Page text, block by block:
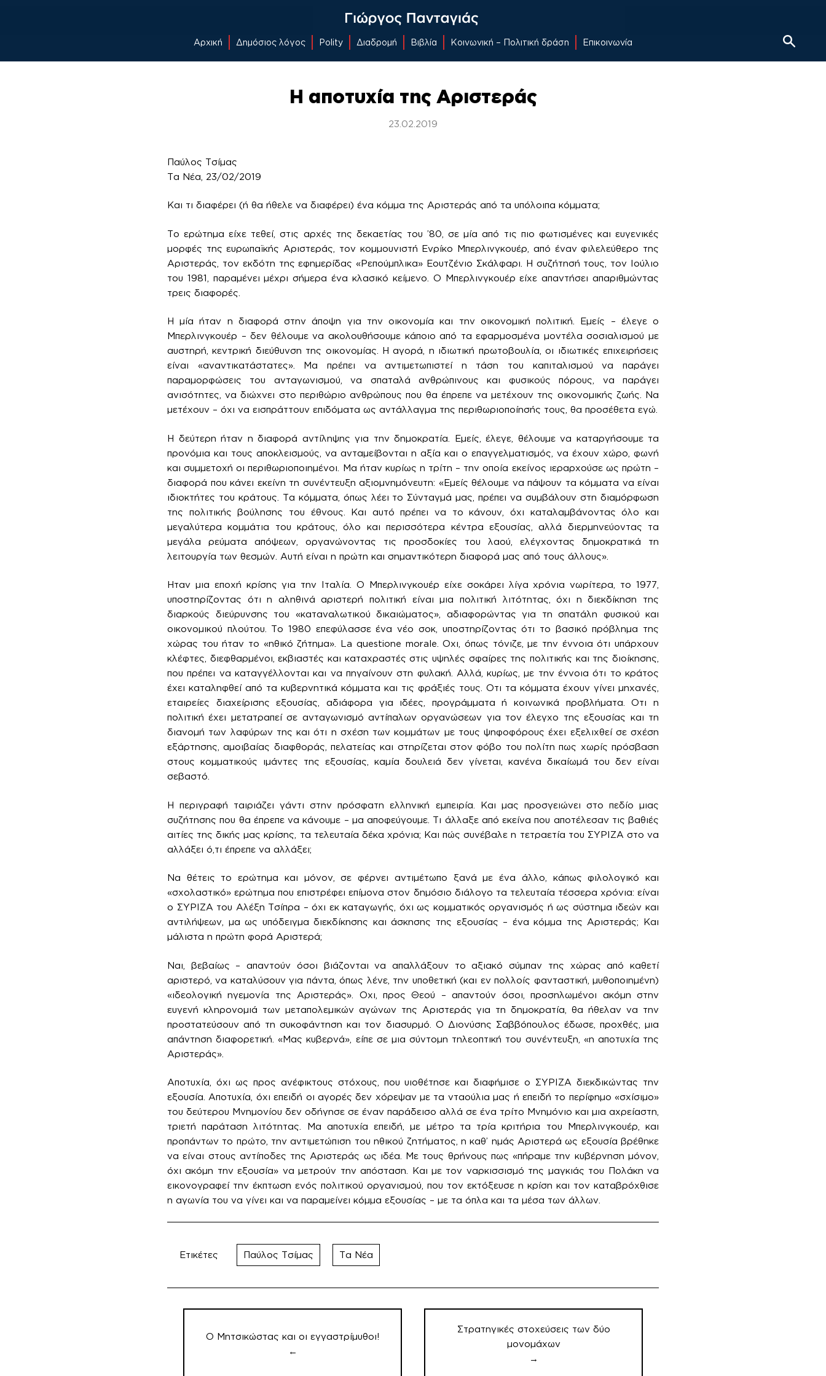
Αρχική Δημόσιος λόγος Polity Διαδρομή Βιβλία Κοινωνική – Πολιτική δράση Επικοινωνία
Η αποτυχία της Αριστεράς
23.02.2019
Παύλος Τσίμας
Τα Νέα, 23/02/2019
Και τι διαφέρει (ή θα ήθελε να διαφέρει) ένα κόμμα της Αριστεράς από τα υπόλοιπα κόμματα;
Το ερώτημα είχε τεθεί, στις αρχές της δεκαετίας του ’80, σε μία από τις πιο φωτισμένες και ευγενικές
μορφές της ευρωπαϊκής Αριστεράς, τον κομμουνιστή Ενρίκο Μπερλινγκουέρ, από έναν φιλελεύθερο της
Αριστεράς, τον εκδότη της εφημερίδας «Ρεπούμπλικα» Εουτζένιο Σκάλφαρι. Η συζήτησή τους, τον Ιούλιο
του 1981, παραμένει μέχρι σήμερα ένα κλασικό κείμενο. Ο Μπερλινγκουέρ είχε απαντήσει απαριθμώντας
τρεις διαφορές.
Η μία ήταν η διαφορά στην άποψη για την οικονομία και την οικονομική πολιτική. Εμείς – έλεγε ο
Μπερλινγκουέρ – δεν θέλουμε να ακολουθήσουμε κάποιο από τα εφαρμοσμένα μοντέλα σοσιαλισμού με
αυστηρή, κεντρική διεύθυνση της οικονομίας. Η αγορά, η ιδιωτική πρωτοβουλία, οι ιδιωτικές επιχειρήσεις
είναι «αναντικατάστατες». Μα πρέπει να αντιμετωπιστεί η τάση του καπιταλισμού να παράγει
παραμορφώσεις του ανταγωνισμού, να σπαταλά ανθρώπινους και φυσικούς πόρους, να παράγει
ανισότητες, να διώχνει στο περιθώριο ανθρώπους που θα έπρεπε να μετέχουν της οικονομικής ζωής. Να
μετέχουν – όχι να εισπράττουν επιδόματα ως αντάλλαγμα της περιθωριοποίησής τους, θα προσέθετα εγώ.
Η δεύτερη ήταν η διαφορά αντίληψης για την δημοκρατία. Εμείς, έλεγε, θέλουμε να καταργήσουμε τα
προνόμια και τους αποκλεισμούς, να ανταμείβονται η αξία και ο επαγγελματισμός, να έχουν χώρο, φωνή
και συμμετοχή οι περιθωριοποιημένοι. Μα ήταν κυρίως η τρίτη – την οποία εκείνος ιεραρχούσε ως πρώτη –
διαφορά που κάνει εκείνη τη συνέντευξη αξιομνημόνευτη: «Εμείς θέλουμε να πάψουν τα κόμματα να είναι
ιδιοκτήτες του κράτους. Τα κόμματα, όπως λέει το Σύνταγμά μας, πρέπει να συμβάλουν στη διαμόρφωση
της πολιτικής βούλησης του έθνους. Και αυτό πρέπει να το κάνουν, όχι καταλαμβάνοντας όλο και
μεγαλύτερα κομμάτια του κράτους, όλο και περισσότερα κέντρα εξουσίας, αλλά διερμηνεύοντας τα
μεγάλα ρεύματα απόψεων, οργανώνοντας τις προσδοκίες του λαού, ελέγχοντας δημοκρατικά τη
λειτουργία των θεσμών. Αυτή είναι η πρώτη και σημαντικότερη διαφορά μας από τους άλλους».
Ηταν μια εποχή κρίσης για την Ιταλία. Ο Μπερλινγκουέρ είχε σοκάρει λίγα χρόνια νωρίτερα, το 1977,
υποστηρίζοντας ότι η αληθινά αριστερή πολιτική είναι μια πολιτική λιτότητας, όχι η διεκδίκηση της
διαρκούς διεύρυνσης του «καταναλωτικού δικαιώματος», αδιαφορώντας για τη σπατάλη φυσικού και
οικονομικού πλούτου. Το 1980 επεφύλασσε ένα νέο σοκ, υποστηρίζοντας ότι το βασικό πρόβλημα της
χώρας του ήταν το «ηθικό ζήτημα». La questione morale. Οχι, όπως τόνιζε, με την έννοια ότι υπάρχουν
κλέφτες, διεφθαρμένοι, εκβιαστές και καταχραστές στις υψηλές σφαίρες της πολιτικής και της διοίκησης,
που πρέπει να καταγγέλλονται και να πηγαίνουν στη φυλακή. Αλλά, κυρίως, με την έννοια ότι το κράτος
έχει καταληφθεί από τα κυβερνητικά κόμματα και τις φράξιές τους. Οτι τα κόμματα έχουν γίνει μηχανές,
εταιρείες διαχείρισης εξουσίας, αδιάφορα για ιδέες, προγράμματα ή κοινωνικά προβλήματα. Οτι η
πολιτική έχει μετατραπεί σε ανταγωνισμό αντίπαλων οργανώσεων για τον έλεγχο της εξουσίας και τη
διανομή των λαφύρων της και ότι η σχέση των κομμάτων με τους ψηφοφόρους έχει εξελιχθεί σε σχέση
εξάρτησης, αμοιβαίας διαφθοράς, πελατείας και στηρίζεται στον φόβο του πολίτη πως χωρίς πρόσβαση
στους κομματικούς ιμάντες της εξουσίας, καμία δουλειά δεν γίνεται, κανένα δικαίωμά του δεν είναι
σεβαστό.
Η περιγραφή ταιριάζει γάντι στην πρόσφατη ελληνική εμπειρία. Και μας προσγειώνει στο πεδίο μιας
συζήτησης που θα έπρεπε να κάνουμε – μα αποφεύγουμε. Τι άλλαξε από εκείνα που αποτέλεσαν τις βαθιές
αιτίες της δικής μας κρίσης, τα τελευταία δέκα χρόνια; Και πώς συνέβαλε η τετραετία του ΣΥΡΙΖΑ στο να
αλλάξει ό,τι έπρεπε να αλλάξει;
Να θέτεις το ερώτημα και μόνον, σε φέρνει αντιμέτωπο ξανά με ένα άλλο, κάπως φιλολογικό και
«σχολαστικό» ερώτημα που επιστρέφει επίμονα στον δημόσιο διάλογο τα τελευταία τέσσερα χρόνια: είναι
ο ΣΥΡΙΖΑ του Αλέξη Τσίπρα – όχι εκ καταγωγής, όχι ως κομματικός οργανισμός ή ως σύστημα ιδεών και
αντιλήψεων, μα ως υπόδειγμα διεκδίκησης και άσκησης της εξουσίας – ένα κόμμα της Αριστεράς; Και
μάλιστα η πρώτη φορά Αριστερά;
Ναι, βεβαίως – απαντούν όσοι βιάζονται να απαλλάξουν το αξιακό σύμπαν της χώρας από καθετί
αριστερό, να καταλύσουν για πάντα, όπως λένε, την υποθετική (και εν πολλοίς φανταστική, μυθοποιημένη)
«ιδεολογική ηγεμονία της Αριστεράς». Οχι, προς Θεού – απαντούν όσοι, προσηλωμένοι ακόμη στην
ευγενή κληρονομιά των μεταπολεμικών αγώνων της Αριστεράς για τη δημοκρατία, θα ήθελαν να την
προστατεύσουν από τη συκοφάντηση και τον διασυρμό. Ο Διονύσης Σαββόπουλος έδωσε, προχθές, μια
απάντηση διαφορετική. «Μας κυβερνά», είπε σε μια σύντομη τηλεοπτική του συνέντευξη, «η αποτυχία της
Αριστεράς».
Αποτυχία, όχι ως προς ανέφικτους στόχους, που υιοθέτησε και διαφήμισε ο ΣΥΡΙΖΑ διεκδικώντας την
εξουσία. Αποτυχία, όχι επειδή οι αγορές δεν χόρεψαν με τα νταούλια μας ή επειδή το περίφημο «σχίσιμο»
του δεύτερου Μνημονίου δεν οδήγησε σε έναν παράδεισο αλλά σε ένα τρίτο Μνημόνιο και μια αχρείαστη,
τριετή παράταση λιτότητας. Μα αποτυχία επειδή, με μέτρο τα τρία κριτήρια του Μπερλινγκουέρ, και
προπάντων το πρώτο, την αντιμετώπιση του ηθικού ζητήματος, η καθ’ ημάς Αριστερά ως εξουσία βρέθηκε
να είναι στους αντίποδες της Αριστεράς ως ιδέα. Με τους θρήνους πως «πήραμε την κυβέρνηση μόνον,
όχι ακόμη την εξουσία» να μετρούν την απόσταση. Και με τον ναρκισσισμό της μαγκιάς του Πολάκη να
εικονογραφεί την έκπτωση ενός πολιτικού οργανισμού, που τον εκτόξευσε η κρίση και τον καταβρόχθισε
η αγωνία του να γίνει και να παραμείνει κόμμα εξουσίας – με τα όπλα και τα μέσα των άλλων.
Ετικέτες Παύλος Τσίμας Τα Νέα
Πλοήγηση
Ο Μητσικώστας και οι εγγαστρίμυθοι!
←
Στρατηγικές στοχεύσεις των δύο
μονομάχων
→